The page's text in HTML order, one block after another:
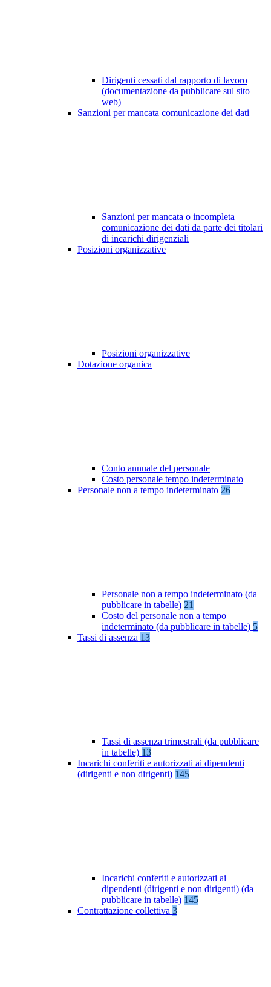
Dirigenti cessati dal rapporto di lavoro
(documentazione da pubblicare sul sito
web)
Sanzioni per mancata comunicazione dei dati
Sanzioni per mancata o incompleta
comunicazione dei dati da parte dei titolari
di incarichi dirigenziali
Posizioni organizzative
Posizioni organizzative
Dotazione organica
Conto annuale del personale
Costo personale tempo indeterminato
Personale non a tempo indeterminato 26
Personale non a tempo indeterminato (da
pubblicare in tabelle) 21
Costo del personale non a tempo
indeterminato (da pubblicare in tabelle) 5
Tassi di assenza 13
Tassi di assenza trimestrali (da pubblicare
in tabelle) 13
Incarichi conferiti e autorizzati ai dipendenti
(dirigenti e non dirigenti) 145
Incarichi conferiti e autorizzati ai
dipendenti (dirigenti e non dirigenti) (da
pubblicare in tabelle) 145
Contrattazione collettiva 3